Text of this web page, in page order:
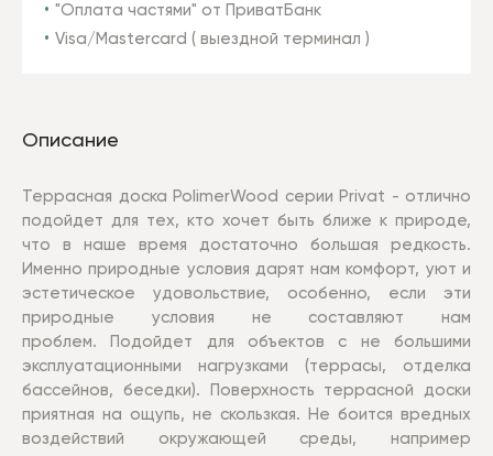
"Оплата частями" от ПриватБанк
Visa/Mastercard ( выездной терминал )
Описание
Террасная доска PolimerWood серии Privat - отлично
подойдет для тех, кто хочет быть ближе к природе,
что в наше время достаточно большая редкость.
Именно природные условия дарят нам комфорт, уют и
эстетическое удовольствие, особенно, если эти
природные условия не составляют нам
проблем. Подойдет для объектов с не большими
эксплуатационными нагрузками (террасы, отделка
бассейнов, беседки). Поверхность террасной доски
приятная на ощупь, не скользкая. Не боится вредных
воздействий окружающей среды, например